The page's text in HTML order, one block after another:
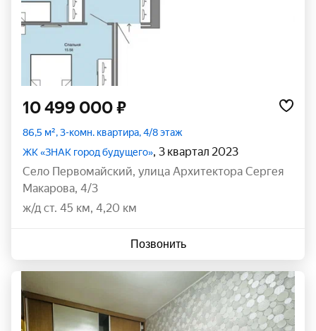
10 499 000 ₽
86,5 м², 3-комн. квартира, 4/8 этаж
ЖК «ЗНАК город будущего», 3 квартал 2023
село Первомайский, улица Архитектора Сергея
Макарова, 4/3
ж/д ст. 45 км, 4,20 км
Позвонить